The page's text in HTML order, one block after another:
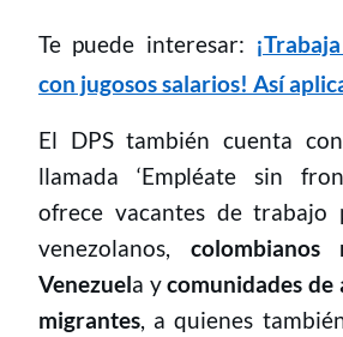
Te puede interesar:
con jugosos salarios! Así
El DPS también cuenta
llamada ‘Empléate sin
ofrece vacantes de trabajo
venezolanos, colombianos
Venezuela ycomunidades de
migrantes, a quienes